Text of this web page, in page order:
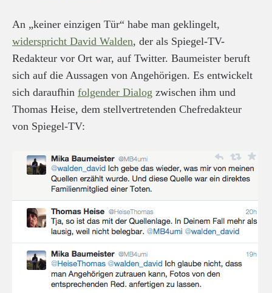
An „keiner einzigen Tür“ habe man geklingelt,
widerspricht David Walden, der als Spiegel-TV-
Redakteur vor Ort war, auf Twitter. Baumeister beruft
sich auf die Aussagen von Angehörigen. Es entwickelt
sich daraufhin folgender Dialog zwischen ihm und
Thomas Heise, dem stellvertretenden Chefredakteur
von Spiegel-TV: